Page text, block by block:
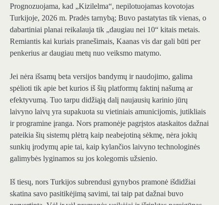
Prognozuojama, kad „Kizilelma“, nepilotuojamas kovotojas
Turkijoje, 2026 m. Pradės tarnybą; Buvo pastatytas tik vienas, o
dabartiniai planai reikalauja tik „daugiau nei 10“ kitais metais.
Remiantis kai kuriais pranešimais, Kaanas vis dar gali būti per
penkerius ar daugiau metų nuo veiksmo matymo.
Jei nėra išsamų beta versijos bandymų ir naudojimo, galima
spėlioti tik apie bet kurios iš šių platformų faktinį našumą ar
efektyvumą. Tuo tarpu didžiąją dalį naujausių karinio jūrų
laivyno laivų yra supakuota su vietiniais amunicijomis, jutikliais
ir programine įranga. Nors pramonėje pagrįstos ataskaitos dažnai
pateikia šių sistemų plėtrą kaip neabejotiną sėkmę, nėra jokių
sunkių įrodymų apie tai, kaip kylančios laivyno technologinės
galimybės lyginamos su jos kolegomis užsienio.
Iš tiesų, nors Turkijos subrendusi gynybos pramonė išdidžiai
skatina savo pasitikėjimą savimi, tai taip pat dažnai buvo